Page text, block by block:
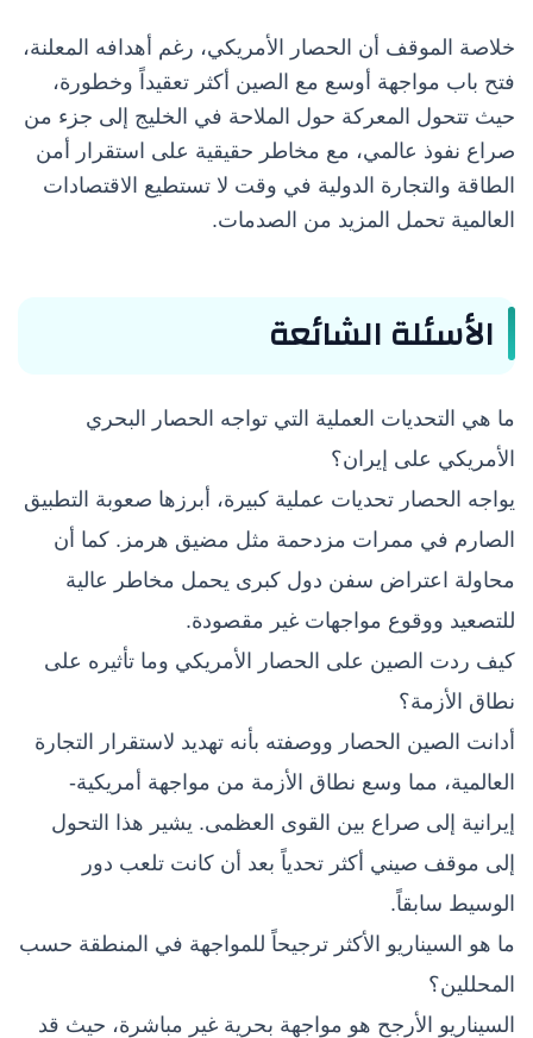
خلاصة الموقف أن الحصار الأمريكي، رغم أهدافه المعلنة،
فتح باب مواجهة أوسع مع الصين أكثر تعقيداً وخطورة،
حيث تتحول المعركة حول الملاحة في الخليج إلى جزء من
صراع نفوذ عالمي، مع مخاطر حقيقية على استقرار أمن
الطاقة والتجارة الدولية في وقت لا تستطيع الاقتصادات
العالمية تحمل المزيد من الصدمات.
الأسئلة الشائعة
ما هي التحديات العملية التي تواجه الحصار البحري
الأمريكي على إيران؟
يواجه الحصار تحديات عملية كبيرة، أبرزها صعوبة التطبيق
الصارم في ممرات مزدحمة مثل مضيق هرمز. كما أن
محاولة اعتراض سفن دول كبرى يحمل مخاطر عالية
للتصعيد ووقوع مواجهات غير مقصودة.
كيف ردت الصين على الحصار الأمريكي وما تأثيره على
نطاق الأزمة؟
أدانت الصين الحصار ووصفته بأنه تهديد لاستقرار التجارة
العالمية، مما وسع نطاق الأزمة من مواجهة أمريكية-
إيرانية إلى صراع بين القوى العظمى. يشير هذا التحول
إلى موقف صيني أكثر تحدياً بعد أن كانت تلعب دور
الوسيط سابقاً.
ما هو السيناريو الأكثر ترجيحاً للمواجهة في المنطقة حسب
المحللين؟
السيناريو الأرجح هو مواجهة بحرية غير مباشرة، حيث قد